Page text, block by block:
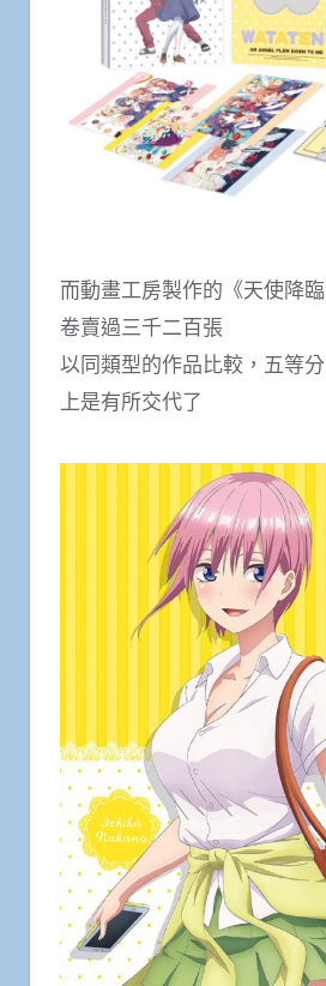
而動畫工房製作的《天使降
卷賣過三千二百張
以同類型的作品比較，五等
上是有所交代了